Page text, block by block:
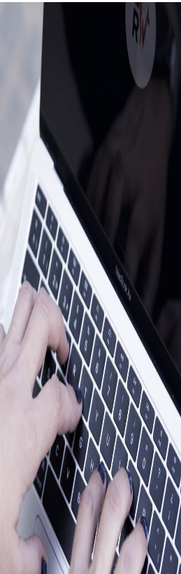
Especializadas en
Realizando un
DISEÑO WEB
Creamos webs
MARKETING
Llegar al máximo
Tu página web puede
ti.
BLOG
CONTACTO